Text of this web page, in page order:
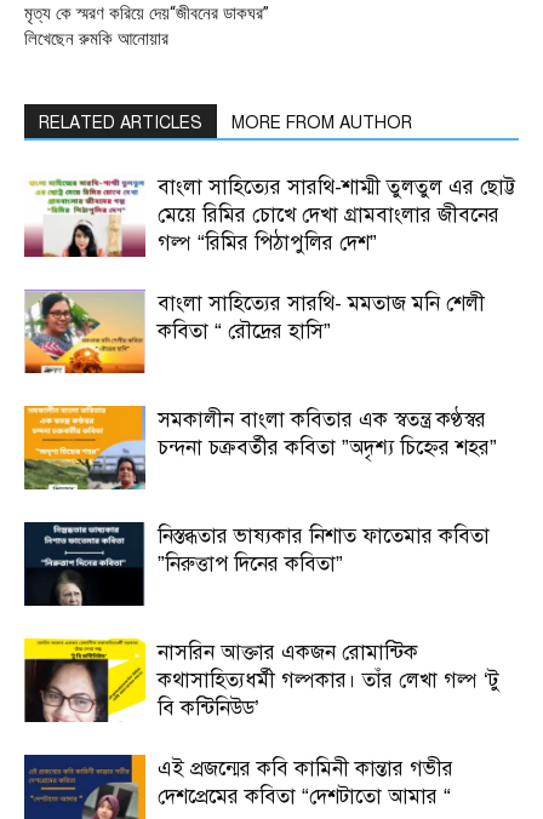
মৃত্য কে স্মরণ করিয়ে দেয়“জীবনের ডাকঘর”
লিখেছেন রুমকি আনোয়ার
RELATED ARTICLES MORE FROM AUTHOR
বাংলা সাহিত্যের সারথি-শাম্মী তুলতুল এর ছোট্ট
মেয়ে রিমির চোখে দেখা গ্রামবাংলার জীবনের
গল্প “রিমির পিঠাপুলির দেশ”
বাংলা সাহিত্যের সারথি- মমতাজ মনি শেলী
কবিতা “ রৌদ্রের হাসি”
সমকালীন বাংলা কবিতার এক স্বতন্ত্র কণ্ঠস্বর
চন্দনা চক্রবর্তীর কবিতা ”অদৃশ্য চিহ্নের শহর”
নিস্তব্ধতার ভাষ্যকার নিশাত ফাতেমার কবিতা
”নিরুত্তাপ দিনের কবিতা”
নাসরিন আক্তার একজন রোমান্টিক
কথাসাহিত্যধর্মী গল্পকার। তাঁর লেখা গল্প ‘টু
বি কন্টিনিউড’
এই প্রজন্মের কবি কামিনী কান্তার গভীর
দেশপ্রেমের কবিতা “দেশটাতো আমার “